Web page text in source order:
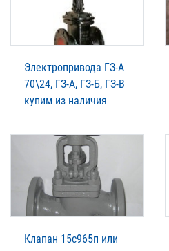
Электропривода ГЗ-А
70\24, ГЗ-А, ГЗ-Б, ГЗ-В
купим из наличия
Клапан 15с965п или